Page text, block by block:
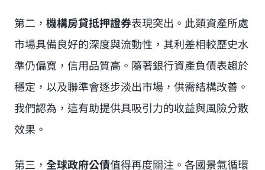
第二， 機構房貸抵押證券表現突出。此類資產所處
市場具備良好的深度與流動性，其利差相較歷史水
準仍偏寬，信用品質高。隨著銀行資產負債表趨於
穩定，以及聯準會逐步淡出市場，供需結構改善。
我們認為，這有助提供具吸引力的收益與風險分散
效果。
第三， 全球政府公債值得再度關注。各國景氣循環